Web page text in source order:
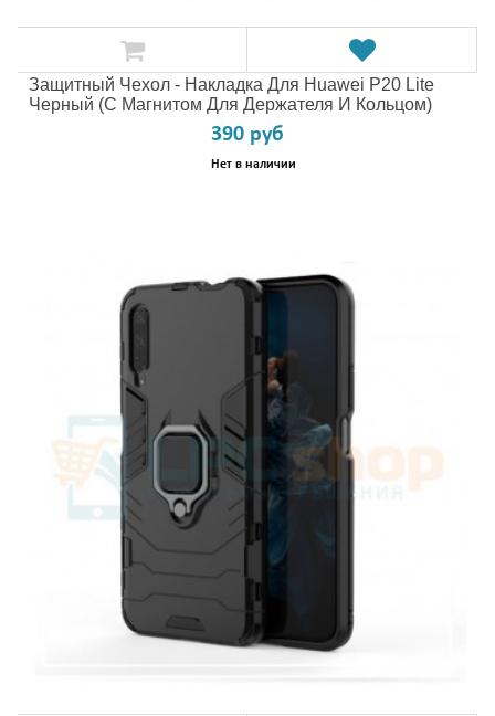
Защитный Чехол - Накладка Для Huawei P20 Lite
Черный (с Магнитом Для Держателя И Кольцом)
390 руб
Нет в наличии